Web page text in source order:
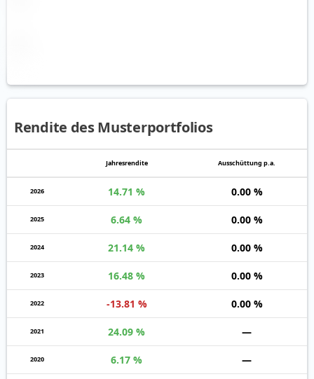
Rendite des Musterportfolios
Jahres­rendite Auss­chüt­tung p.a.
2026 14.71 % 0.00 %
2025 6.64 % 0.00 %
2024 21.14 % 0.00 %
2023 16.48 % 0.00 %
2022 -13.81 % 0.00 %
2021 24.09 % —
2020 6.17 % —